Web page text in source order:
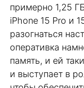
примерно 1,25
iPhone 15 Pro и
разогнаться
оперативка
память, и ей
и выступает в